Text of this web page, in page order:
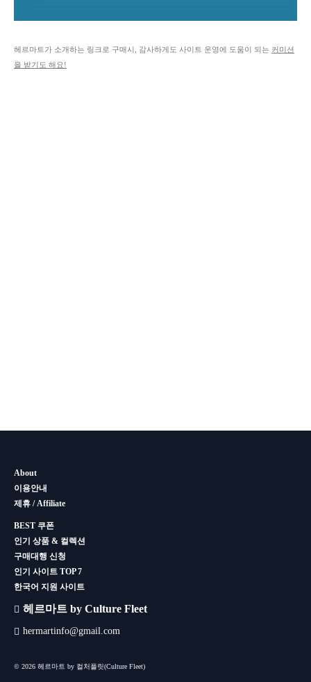
헤르마트가 소개하는 링크로 구매시, 감사하게도 사이트 운영에 도움이 되는 커미션
을 받기도 해요!
About
이용안내
제휴 / Affiliate
BEST 쿠폰
인기 상품 & 컬렉션
구매대행 신청
인기 사이트 TOP 7
한국어 지원 사이트
헤르마트 by Culture Fleet
hermartinfo@gmail.com
© 2026 헤르마트 by 컬처플릿(Culture Fleet)